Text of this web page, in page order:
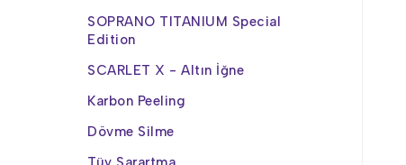
SOPRANO TITANIUM Special
Edition
SCARLET X - Altın İğne
Karbon Peeling
Dövme Silme